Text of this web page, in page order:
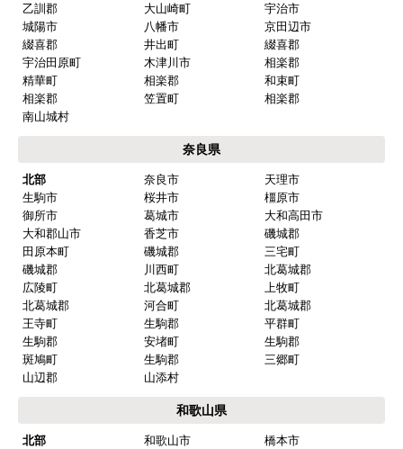
乙訓郡
大山崎町
宇治市
城陽市
八幡市
京田辺市
綴喜郡
井出町
綴喜郡
宇治田原町
木津川市
相楽郡
精華町
相楽郡
和束町
相楽郡
笠置町
相楽郡
南山城村
奈良県
北部 奈良市
天理市
生駒市
桜井市
橿原市
御所市
葛城市
大和高田市
大和郡山市
香芝市
磯城郡
田原本町
磯城郡
三宅町
磯城郡
川西町
北葛城郡
広陵町
北葛城郡
上牧町
北葛城郡
河合町
北葛城郡
王寺町
生駒郡
平群町
生駒郡
安堵町
生駒郡
斑鳩町
生駒郡
三郷町
山辺郡
山添村
和歌山県
北部 和歌山市
橋本市